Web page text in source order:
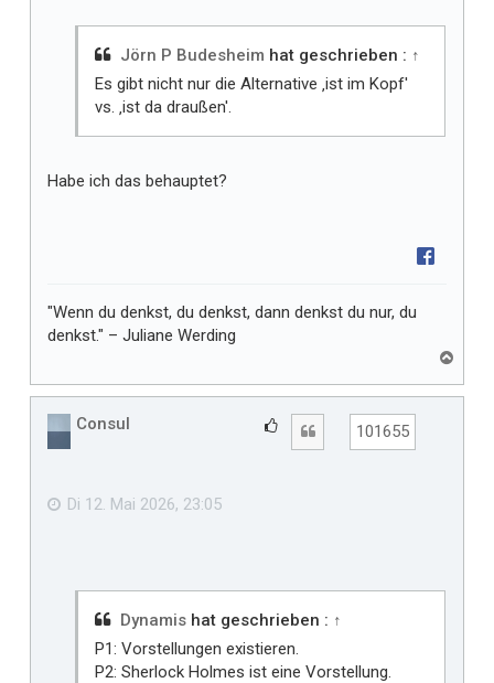
Jörn P Budesheim hat geschrieben : ↑
Es gibt nicht nur die Alternative ‚ist im Kopf'
vs. ‚ist da draußen'.
Habe ich das behauptet?
"Wenn du denkst, du denkst, dann denkst du nur, du
denkst." – Juliane Werding
c
Consul
m
i
r
101655
Di 12. Mai 2026, 23:05
Dynamis hat geschrieben : ↑
P1: Vorstellungen existieren.
P2: Sherlock Holmes ist eine Vorstellung.